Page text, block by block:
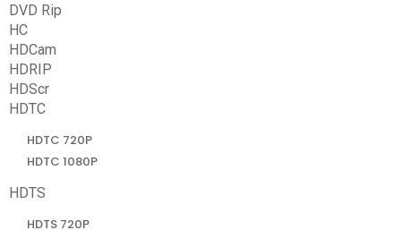
DVD Rip
HC
HDCam
HDRIP
HDScr
HDTC
HDTC 720P
HDTC 1080P
HDTS
HDTS 720P